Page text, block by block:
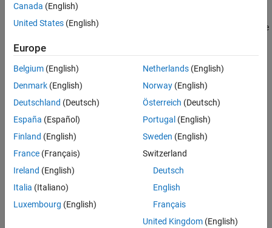
See AlsoSettings
Memory section specifications for functions and data apply to the
subsystems that contain overriding memory section
specifications.
Default: Default
Default
initialization, Derivative, Enable, and Disable functions.
memory-section-name
Derivative, Enable, and Disable functions.
Command-Line Information
Canada (English)
United States (English)
Europe
Belgium (English)
Denmark (English)
Deutschland (Deutsch)
España (Español)
Finland (English)
France (Français)
Ireland (English)
Italia (Italiano)
Luxembourg (English)
Netherlands(English)
Norway(English)
Österreich (Deutsch)
Portugal (English)
Sweden (English)
Switzerland
Deutsch
English
Français
United Kingdom(English)